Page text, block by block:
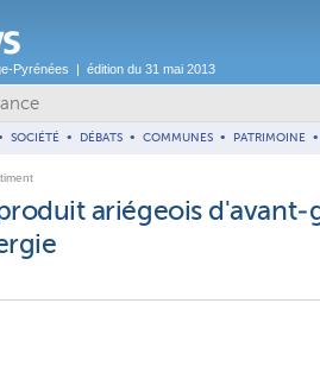
Pyrénées | édition du 31 mai 2013
SOCIÉTÉ • DÉBATS • COMMUNES • PATRIMOINE •
ariégeois d'avant-